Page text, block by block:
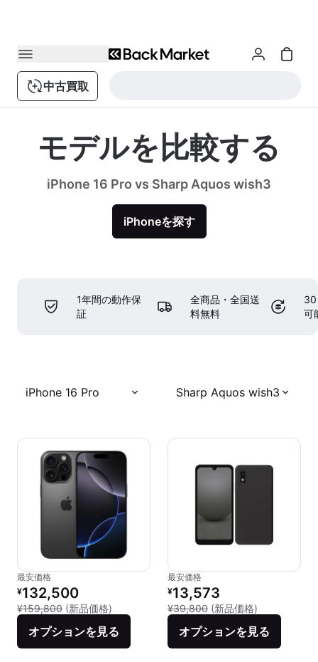
中古買取
モデルを比較する
iPhone 16 Pro vs Sharp Aquos wish3
iPhoneを探す
1年間の動作保
証
全商品・全国送
料無料
30
可
iPhone 16 Pro Sharp Aquos wish3
最安価格
リファービッシュ品の価格：
¥132,500
¥159,800 (新品価格) 新品との比較：¥159,800
オプションを見る
最安価格
リファービッシュ品の価格：
¥13,573
¥39,800 (新品価格)
オプションを見る